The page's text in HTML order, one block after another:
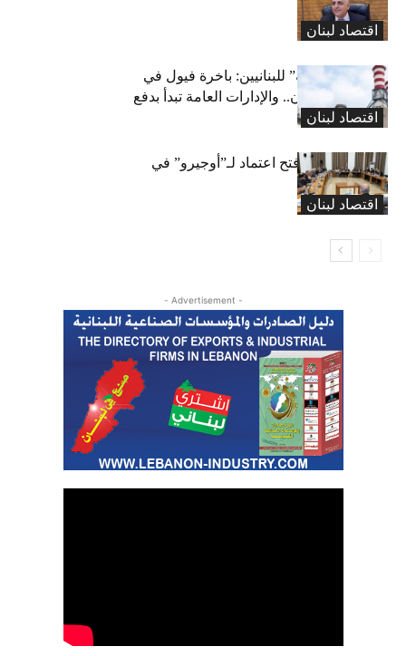
اقتصاد لبنان
مخالفة
اقتصاد لبنان
بشرى “كهربائية” للبنانيين: باخرة فيول في
طريقها إلى لبنان.. والإدارات العامة تبدأ بدفع
متوجباتها
اقتصاد لبنان
لجنة المال تقرّ فتح اعتماد لـ”أوجيرو” في
موازنة 2026
- Advertisement -